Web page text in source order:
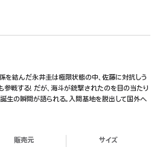
を結んだ永井圭は極限状態の中、佐藤に対抗しう
戦する! だが、海斗が銃撃されたのを目の当たり
生の瞬間が語られる。入間基地を脱出して国外へ
販売元 サイズ